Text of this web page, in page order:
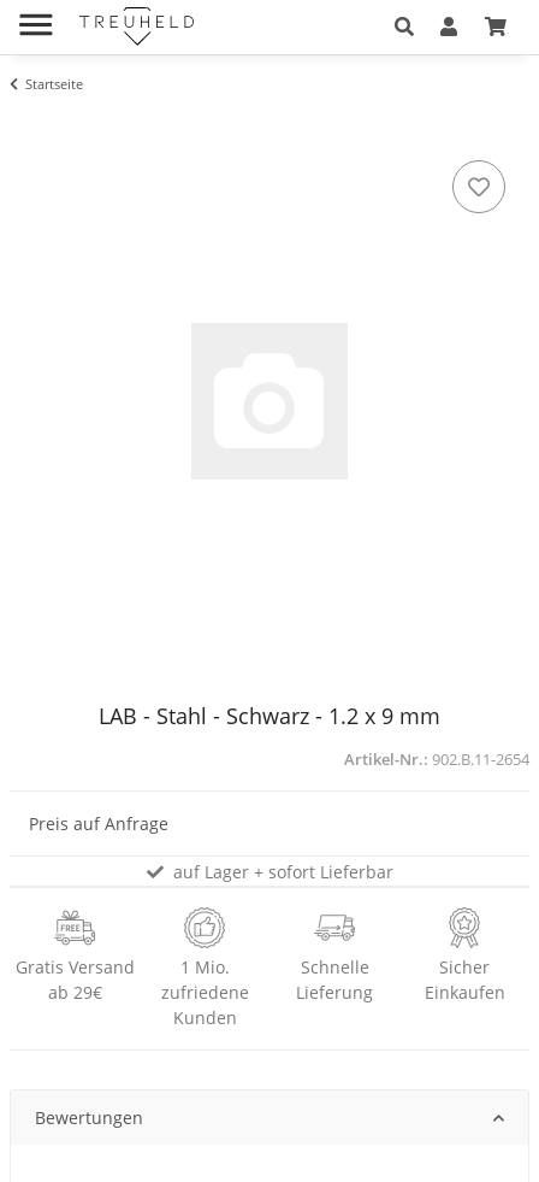
Startseite
LAB - Stahl - Schwarz - 1.2 x 9 mm
Artikel-Nr.: 902.B.11-2654
Preis auf Anfrage
auf Lager + sofort Lieferbar
Gratis Versand
ab 29€
1 Mio.
zufriedene
Kunden
Schnelle
Lieferung
Sicher
Einkaufen
Bewertungen